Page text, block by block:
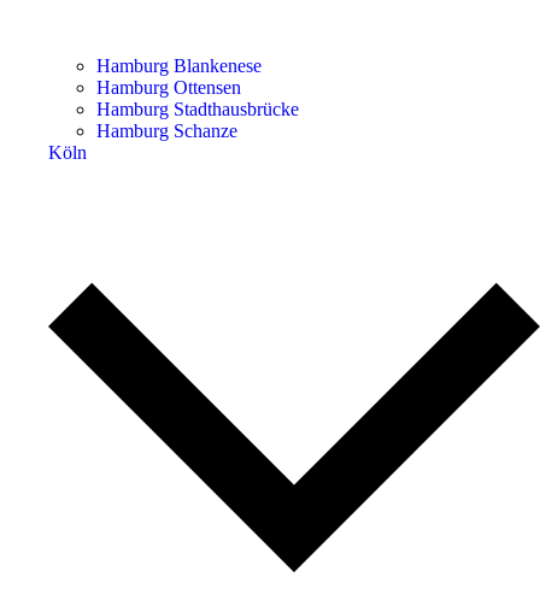
Hamburg Blankenese
Hamburg Ottensen
Hamburg Stadthausbrücke
Hamburg Schanze
Köln